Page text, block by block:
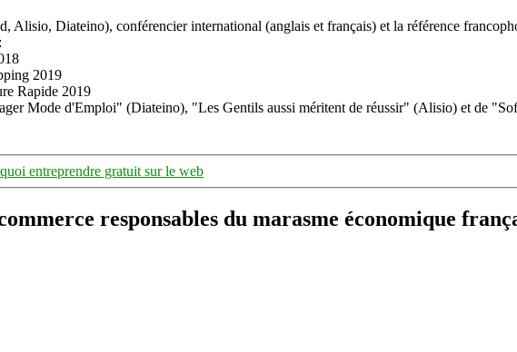
Alisio, Diateino), conférencier international (anglais et français) et la référence
2019
Rapide 2019
Mode d'Emploi" (Diateino), "Les Gentils aussi méritent de réussir" (Alisio) et de
entreprendre gratuit sur le web
responsables du marasme économique